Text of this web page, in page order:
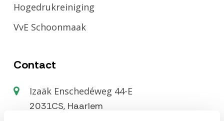
Hogedrukreiniging
VvE Schoonmaak
Contact
Izaäk Enschedéweg 44-E
2031CS, Haarlem